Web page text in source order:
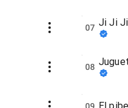
07 Ji Ji Ji
08